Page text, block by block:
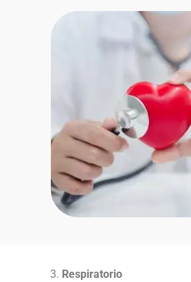
Respiratorio